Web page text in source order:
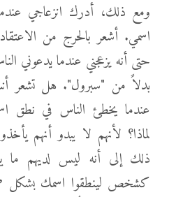
ومع ذلك، أدرك انزعاجي
اسمي. أشعر بالحرج من
حتى أنه يزعجني عندما يدعوني
بدلاً من "سبرول". هل تشعر
عندما يخطئ الناس في نطق
لماذا؟ لأنهم لا يبدو أنهم
ذلك إلى أنه ليس لديهم ما
كشخص لينطقوا اسمك بشكل